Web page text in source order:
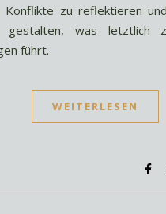
Konflikte zu reflektieren
was letztlich
führt.
WEITERLESEN